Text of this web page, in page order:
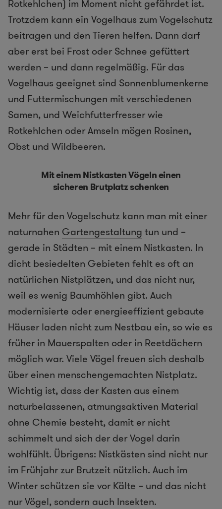
Rotkehlchen) im Moment nicht gefährdet ist.
Trotzdem kann ein Vogelhaus zum Vogelschutz
beitragen und den Tieren helfen. Dann darf
aber erst bei Frost oder Schnee gefüttert
werden – und dann regelmäßig. Für das
Vogelhaus geeignet sind Sonnenblumenkerne
und Futtermischungen mit verschiedenen
Samen, und Weichfutterfresser wie
Rotkehlchen oder Amseln mögen Rosinen,
Obst und Wildbeeren.
Mit einem Nistkasten Vögeln einen
sicheren Brutplatz schenken
Mehr für den Vogelschutz kann man mit einer
naturnahen Gartengestaltung tun und –
gerade in Städten – mit einem Nistkasten. In
dicht besiedelten Gebieten fehlt es oft an
natürlichen Nistplätzen, und das nicht nur,
weil es wenig Baumhöhlen gibt. Auch
modernisierte oder energieeffizient gebaute
Häuser laden nicht zum Nestbau ein, so wie es
früher in Mauerspalten oder in Reetdächern
möglich war. Viele Vögel freuen sich deshalb
über einen menschengemachten Nistplatz.
Wichtig ist, dass der Kasten aus einem
naturbelassenen, atmungsaktiven Material
ohne Chemie besteht, damit er nicht
schimmelt und sich der der Vogel darin
wohlfühlt. Übrigens: Nistkästen sind nicht nur
im Frühjahr zur Brutzeit nützlich. Auch im
Winter schützen sie vor Kälte – und das nicht
nur Vögel, sondern auch Insekten.